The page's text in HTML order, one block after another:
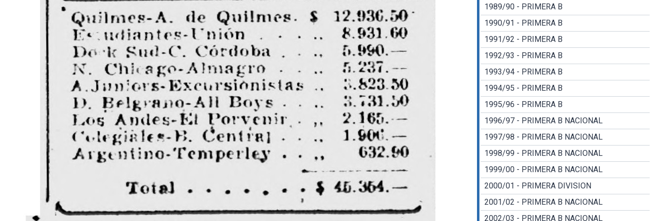
1989/90 - PRIMERA B
1990/91 - PRIMERA B
1991/92 - PRIMERA B
1992/93 - PRIMERA B
1993/94 - PRIMERA B
1994/95 - PRIMERA B
1995/96 - PRIMERA B
1996/97 - PRIMERA B NACIONAL
1997/98 - PRIMERA B NACIONAL
1998/99 - PRIMERA B NACIONAL
1999/00 - PRIMERA B NACIONAL
2000/01 - PRIMERA DIVISION
2001/02 - PRIMERA B NACIONAL
2002/03 - PRIMERA B NACIONAL